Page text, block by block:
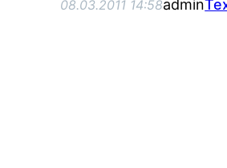
08.03.2011 14:58admin